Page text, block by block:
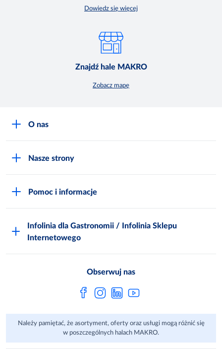
Dowiedz się więcej
Znajdź hale MAKRO
Zobacz mapę
O nas
Zgłoś naruszenie
Inspektor Ochrony Danych
Metro AG
Sprawozdanie niefinansowe
Nasze strony
Polskie Skarby Kulinarne
Zgody marketingowe
Pomoc i informacje
FAQ
Jak kupować w MAKRO Online
Regulaminy Klienta
Regulaminy akcji promocyjnych
Aplikacje mobilne
Infolinia dla Gastronomii / Infolinia Sklepu
Internetowego
Obserwuj nas
Należy pamiętać, że asortyment, oferty oraz usługi mogą różnić się
w poszczególnych halach MAKRO.